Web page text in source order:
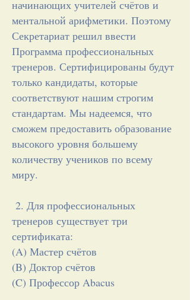
начинающих учителей счётов и
ментальной арифметики. Поэтому
Секретариат решил ввести
Программа профессиональных
тренеров. Сертифицированы будут
только кандидаты, которые
соответствуют нашим строгим
стандартам. Мы надеемся, что
сможем предоставить образование
высокого уровня большему
количеству учеников по всему
миру.
2. Для профессиональных
тренеров существует три
сертификата:
(A) Мастер счётов
(B) Доктор счётов
(C) Профессор Abacus